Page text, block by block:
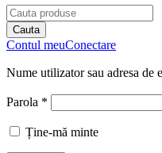
Contul meuConectare
Nume utilizator sau adresa de
Parola *
Ține-mă minte